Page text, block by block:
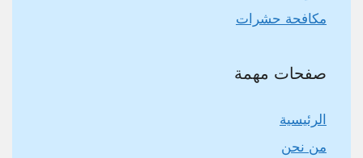
مكافحة حشرات
صفحات مهمة
الرئيسية
من نحن